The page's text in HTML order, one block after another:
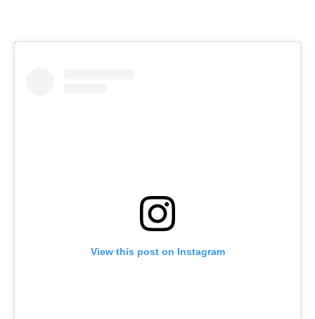
View this post on Instagram